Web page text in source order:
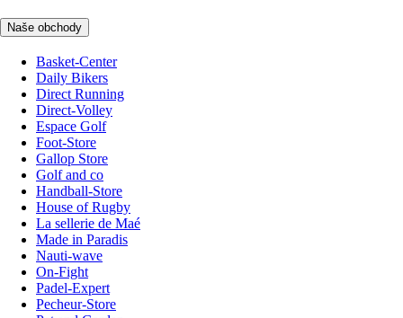
Naše obchody
Basket-Center
Daily Bikers
Direct Running
Direct-Volley
Espace Golf
Foot-Store
Gallop Store
Golf and co
Handball-Store
House of Rugby
La sellerie de Maé
Made in Paradis
Nauti-wave
On-Fight
Padel-Expert
Pecheur-Store